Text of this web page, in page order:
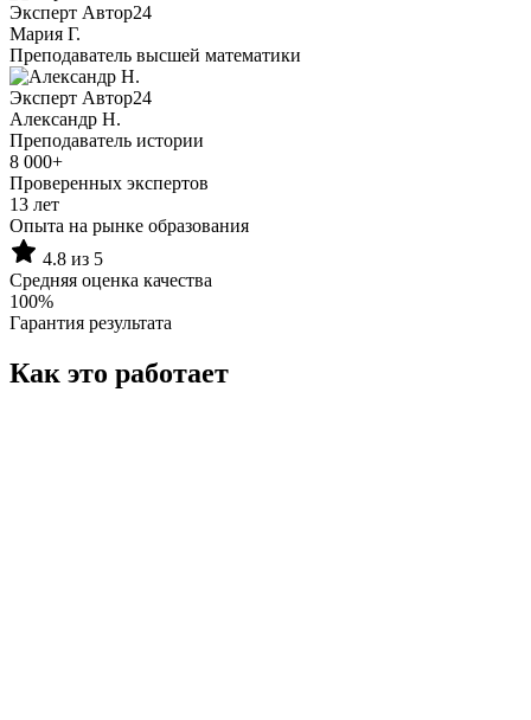
Эксперт Автор24
Мария Г.
Преподаватель высшей математики
Эксперт Автор24
Александр Н.
Преподаватель истории
8 000+
Проверенных экспертов
13 лет
Опыта на рынке образования
4.8 из 5
Средняя оценка качества
100%
Гарантия результата
Как это работает